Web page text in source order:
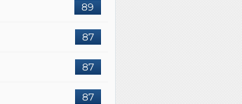
89
87
87
87